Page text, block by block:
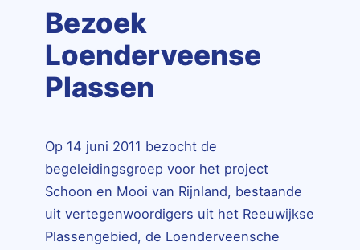
Bezoek
Loenderveense
Plassen
Op 14 juni 2011 bezocht de
begeleidingsgroep voor het project
Schoon en Mooi van Rijnland, bestaande
uit vertegenwoordigers uit het Reeuwijkse
Plassengebied, de Loenderveensche